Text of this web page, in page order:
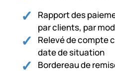
Rapport des
par clients, par
Relevé de compte
date de situation
Bordereau de